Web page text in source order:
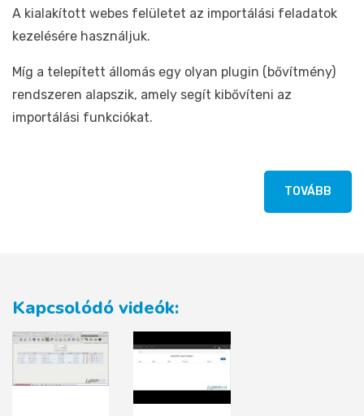
A kialakított webes felületet az importálási feladatok
kezelésére használjuk.
Míg a telepített állomás egy olyan plugin (bővítmény)
rendszeren alapszik, amely segít kibővíteni az
importálási funkciókat.
TOVÁBB
Kapcsolódó videók: